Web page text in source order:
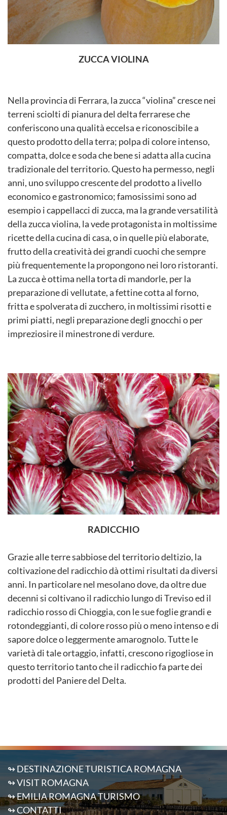
ZUCCA VIOLINA
Nella provincia di Ferrara, la zucca “violina” cresce nei
terreni sciolti di pianura del delta ferrarese che
conferiscono una qualità eccelsa e riconoscibile a
questo prodotto della terra; polpa di colore intenso,
compatta, dolce e soda che bene si adatta alla cucina
tradizionale del territorio. Questo ha permesso, negli
anni, uno sviluppo crescente del prodotto a livello
economico e gastronomico; famosissimi sono ad
esempio i cappellacci di zucca, ma la grande versatilità
della zucca violina, la vede protagonista in moltissime
ricette della cucina di casa, o in quelle più elaborate,
frutto della creatività dei grandi cuochi che sempre
più frequentemente la propongono nei loro ristoranti.
La zucca è ottima nella torta di mandorle, per la
preparazione di vellutate, a fettine cotta al forno,
fritta e spolverata di zucchero, in moltissimi risotti e
primi piatti, negli preparazione degli gnocchi o per
impreziosire il minestrone di verdure.
RADICCHIO
Grazie alle terre sabbiose del territorio deltizio, la
coltivazione del radicchio dà ottimi risultati da diversi
anni. In particolare nel mesolano dove, da oltre due
decenni si coltivano il radicchio lungo di Treviso ed il
radicchio rosso di Chioggia, con le sue foglie grandi e
rotondeggianti, di colore rosso più o meno intenso e di
sapore dolce o leggermente amarognolo. Tutte le
varietà di tale ortaggio, infatti, crescono rigogliose in
questo territorio tanto che il radicchio fa parte dei
prodotti del Paniere del Delta.
↬ DESTINAZIONE TURISTICA ROMAGNA
↬ VISIT ROMAGNA
↬ EMILIA ROMAGNA TURISMO
↬ CONTATTI